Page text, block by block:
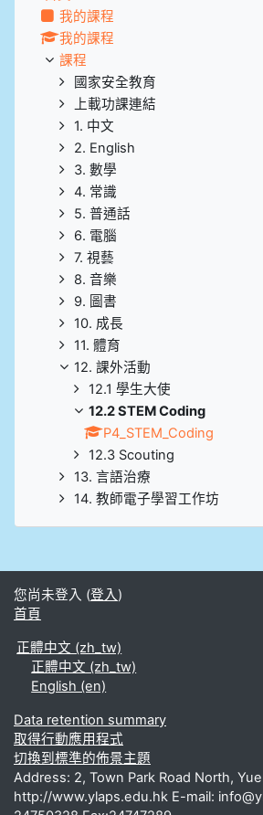
我的課程
我的課程
課程
國家安全教育
上載功課連結
1. 中文
2. English
3. 數學
4. 常識
5. 普通話
6. 電腦
7. 視藝
8. 音樂
9. 圖書
10. 成長
11. 體育
12. 課外活動
12.1 學生大使
12.2 STEM Coding
P4_STEM_Coding
12.3 Scouting
13. 言語治療
14. 教師電子學習工作坊
您尚未登入 (登入)
首頁
正體中文 ‎(zh_tw)‎
正體中文 ‎(zh_tw)‎
English ‎(en)‎
Data retention summary
取得行動應用程式
切換到標準的佈景主題
Address: 2, Town Park Road North,
http://www.ylaps.edu.hk E-mail: